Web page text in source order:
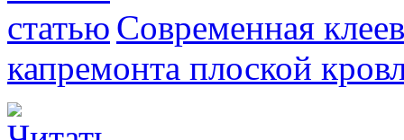
Современная
капремонта плоской